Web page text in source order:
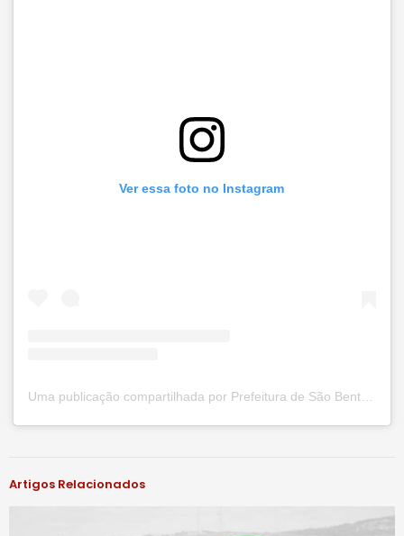
Ver essa foto no Instagram
#notíciassbu
Artigos Relacionados